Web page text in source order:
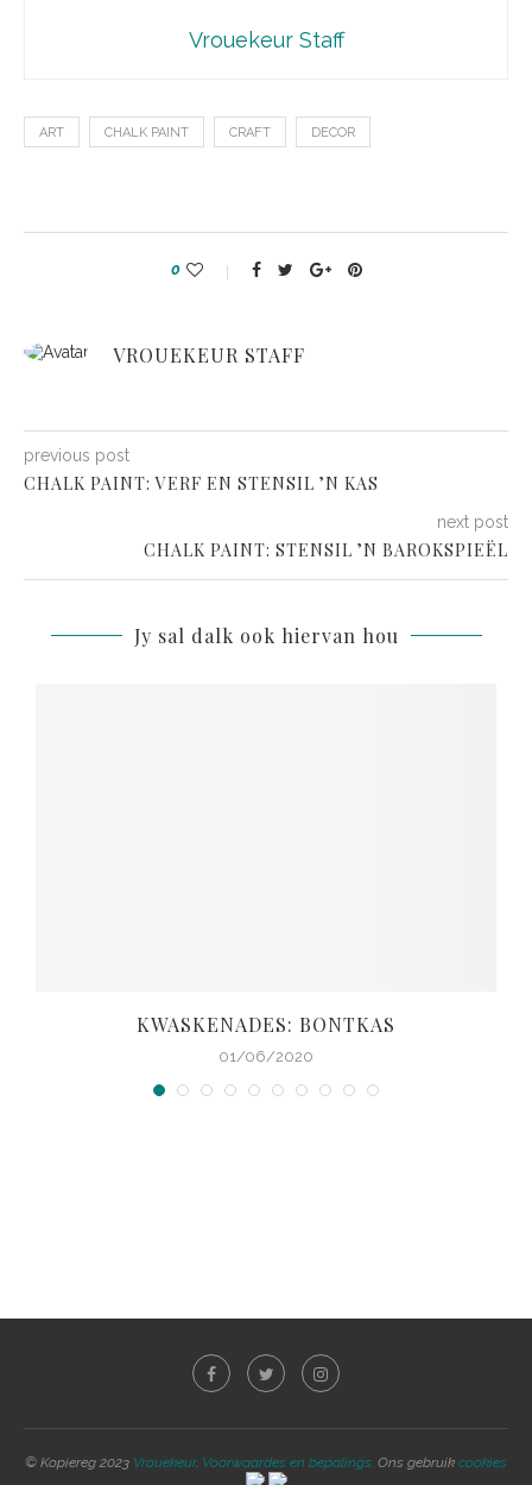
Vrouekeur Staff
ART CHALK PAINT CRAFT DECOR
0
VROUEKEUR STAFF
previous post
CHALK PAINT: VERF EN STENSIL ’N KAS
next post
CHALK PAINT: STENSIL ’N BAROKSPIEËL
Jy sal dalk ook hiervan hou
KWASKENADES: BONTKAS
01/06/2020
© Kopiereg 2023 Vrouekeur. Voorwaardes en bepalings. Ons gebruik cookies